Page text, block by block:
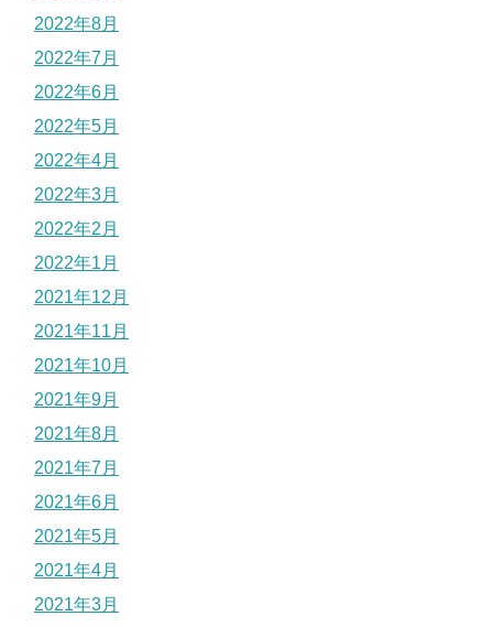
2022年8月
2022年7月
2022年6月
2022年5月
2022年4月
2022年3月
2022年2月
2022年1月
2021年12月
2021年11月
2021年10月
2021年9月
2021年8月
2021年7月
2021年6月
2021年5月
2021年4月
2021年3月